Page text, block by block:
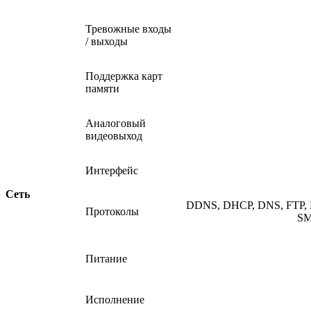
Тревожные входы
/ выходы
Поддержка карт
памяти
Аналоговый
видеовыход
Сеть
Интерфейс
Протоколы
DDNS, DHCP, DNS, FTP,
Питание
Исполнение